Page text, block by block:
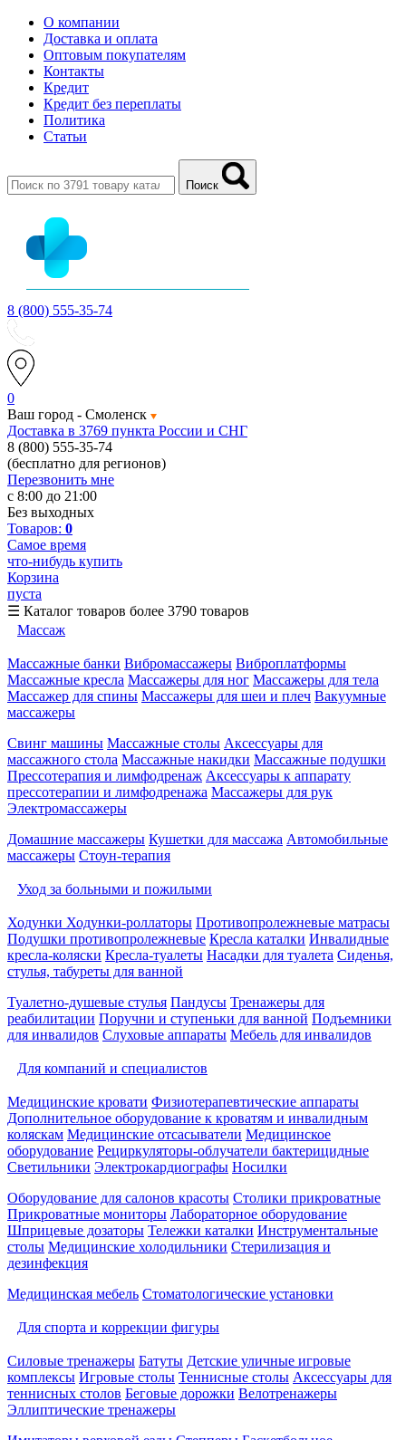
О компании
Доставка и оплата
Оптовым покупателям
Контакты
Кредит
Кредит без переплаты
Политика
Статьи
Поиск
8 (800) 555-35-74
0
Ваш город - Смоленск
Доставка в 3769 пункта России и СНГ
8 (800) 555-35-74
(бесплатно для регионов)
Перезвонить мне
с 8:00 до 21:00
Без выходных
Товаров: 0
Самое время
что-нибудь купить
Корзина
пуста
☰ Каталог товаров более 3790 товаров
Массаж
Массажные банки Вибромассажеры Виброплатформы
Массажные кресла Массажеры для ног Массажеры для тела
Массажер для спины Массажеры для шеи и плеч Вакуумные
массажеры
Свинг машины Массажные столы Аксессуары для
массажного стола Массажные накидки Массажные подушки
Прессотерапия и лимфодренаж Аксессуары к аппарату
прессотерапии и лимфодренажа Массажеры для рук
Электромассажеры
Домашние массажеры Кушетки для массажа Автомобильные
массажеры Стоун-терапия
Уход за больными и пожилыми
Ходунки Ходунки-роллаторы Противопролежневые матрасы
Подушки противопролежневые Кресла каталки Инвалидные
кресла-коляски Кресла-туалеты Насадки для туалета Сиденья,
стулья, табуреты для ванной
Туалетно-душевые стулья Пандусы Тренажеры для
реабилитации Поручни и ступеньки для ванной Подъемники
для инвалидов Слуховые аппараты Мебель для инвалидов
Для компаний и специалистов
Медицинские кровати Физиотерапевтические аппараты
Дополнительное оборудование к кроватям и инвалидным
коляскам Медицинские отсасыватели Медицинское
оборудование Рециркуляторы-облучатели бактерицидные
Светильники Электрокардиографы Носилки
Оборудование для салонов красоты Столики прикроватные
Прикроватные мониторы Лабораторное оборудование
Шприцевые дозаторы Тележки каталки Инструментальные
столы Медицинские холодильники Стерилизация и
дезинфекция
Медицинская мебель Стоматологические установки
Для спорта и коррекции фигуры
Силовые тренажеры Батуты Детские уличные игровые
комплексы Игровые столы Теннисные столы Аксессуары для
теннисных столов Беговые дорожки Велотренажеры
Эллиптические тренажеры